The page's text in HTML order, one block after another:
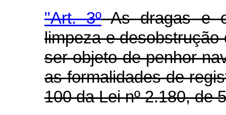
"Art. 3ºAs dragas e
limpeza e
ser objeto de penhor
as formalidades de
100 da Lei nº 2.180, de